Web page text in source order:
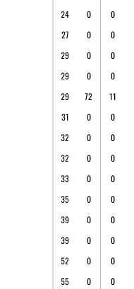
24 0
0
27 0
0
29 0
0
29 0
0
29 72
11
31 0
0
32 0
0
32 0
0
33 0
0
35 0
0
39 0
0
39 0
0
52 0
0
55 0
0